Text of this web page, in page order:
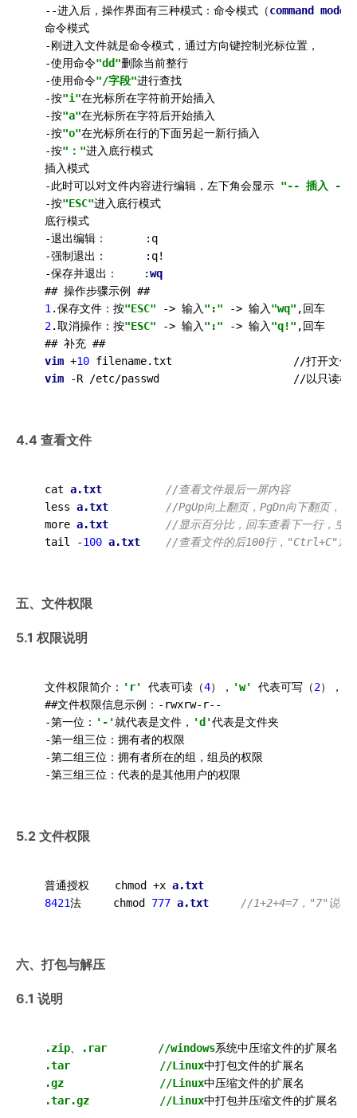
  --进入后，操作界面有三种模式：命令模式（
command mode
  命令模式
  -刚进入文件就是命令模式，通过方向键控制光标位置，
  -使用命令
"dd"删除当前整行
  -使用命令
"/字段"进行查找
  -按
"i"在光标所在字符前开始插入
  -按
"a"在光标所在字符后开始插入
  -按
"o"在光标所在行的下面另起一新行插入
  -按
"："进入底行模式
  插入模式
  -此时可以对文件内容进行编辑，左下角会显示
"-- 插入 --"
  -按
"ESC"进入底行模式
  底行模式
  -退出编辑：      :q
  -强制退出：      :q!
  -保存并退出：    :
wq
  ## 操作步骤示例 ##
1 .保存文件：按"ESC" -> 输入 ":" -> 输入 "wq" ,回车
2.取消操作：按"ESC" -> 输入 ":" -> 输入 "q!" ,回车     //
  ## 补充 ##
vim +10 filename.txt                   //打开文件并
vim
4.4 查看文件
  cat
a.txt
//查看文件最后一屏内容
  less
a.txt
//PgUp向上翻页，PgDn向下翻页，
  more
a.txt
//显示百分比，回车查看下一行，空
  tail -
100 a.txt //查看文件的后100行，"Ctrl+C"退
五、文件权限
5.1 权限说明
  文件权限简介：
'r' 代表可读（4）， 'w' 代表可写（2），
  ##文件权限信息示例：-rwxrw-r--
  -第一位：
'-'就代表是文件， 'd'代表是文件夹
  -第一组三位：拥有者的权限
  -第二组三位：拥有者所在的组，组员的权限
5.2 文件权限
  普通授权    chmod +x
a.txt
8421法     chmod 777 a.txt //1+2+4=7，"7"说明
六、打包与解压
6.1 说明
.zip .rar //windows系统中压缩文件的扩展名
.tar
//Linux中打包文件的扩展名
.gz
//Linux中压缩文件的扩展名
.tar.gz
//Linux